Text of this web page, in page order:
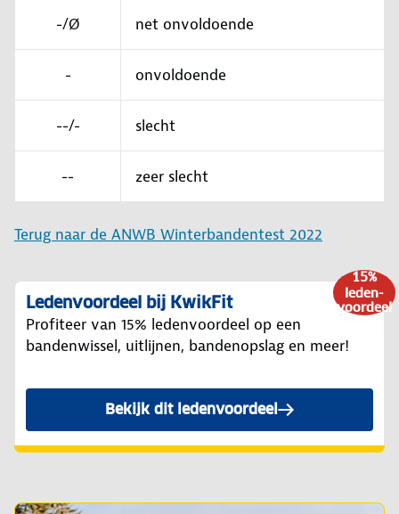
-/Ø net onvoldoende
- onvoldoende
--/- slecht
-- zeer slecht
Terug naar de ANWB Winterbandentest 2022
15%
leden-
voordeel
Ledenvoordeel bij KwikFit
Profiteer van 15% ledenvoordeel op een
bandenwissel, uitlijnen, bandenopslag en meer!
Bekijk dit ledenvoordeel